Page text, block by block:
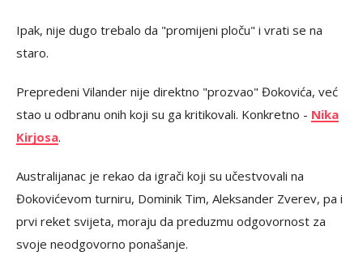
Ipak, nije dugo trebalo da "promijeni ploču" i vrati se na
staro.
Prepredeni Vilander nije direktno "prozvao" Đokovića, već
stao u odbranu onih koji su ga kritikovali. Konkretno - Nika
Kirjosa.
Australijanac je rekao da igrači koji su učestvovali na
Đokovićevom turniru, Dominik Tim, Aleksander Zverev, pa i
prvi reket svijeta, moraju da preduzmu odgovornost za
svoje neodgovorno ponašanje.